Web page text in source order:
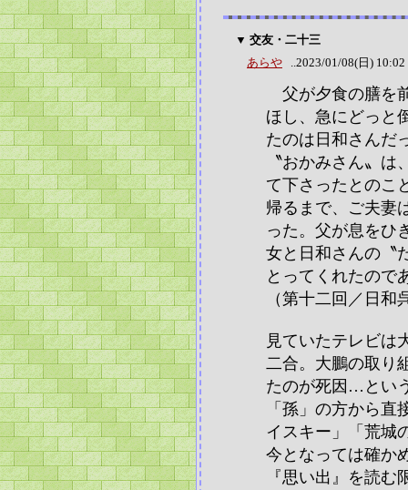
▼ 交友・二十三
あらや ..2023/01/08(日)
父が夕食の膳を
ほし、急にどっと
たのは日和さんだ
〝おかみさん〟
て下さったとのこ
帰るまで、ご夫妻
った。父が息をひ
女と日和さんの〝
とってくれたので
（第十二回／日
見ていたテレビは
二合。大鵬の取り
たのが死因…とい
「孫」の方から
イスキー」「荒城
今となっては確か
『思い出』を読